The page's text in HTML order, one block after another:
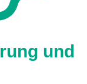
und